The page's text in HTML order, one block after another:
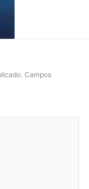
Campos